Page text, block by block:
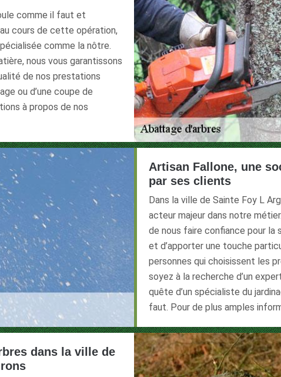
comme il faut et
cours de cette opération,
comme la nôtre.
nous vous garantissons
de nos prestations
ou d’une coupe de
à propos de nos
Artisan Fallone, une
par ses clients
Dans la ville de Sainte Foy L
acteur majeur dans notre
de nous faire confiance pour la
et d’apporter une touche
personnes qui choisissent les
soyez à la recherche d’un
quête d’un spécialiste du
faut. Pour de plus amples
dans la ville de